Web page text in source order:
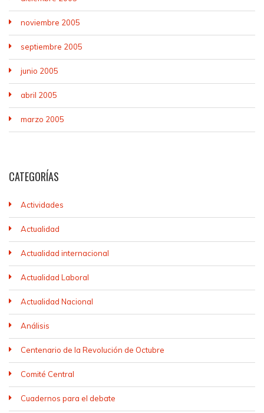
noviembre 2005
septiembre 2005
junio 2005
abril 2005
marzo 2005
CATEGORÍAS
Actividades
Actualidad
Actualidad internacional
Actualidad Laboral
Actualidad Nacional
Análisis
Centenario de la Revolución de Octubre
Comité Central
Cuadernos para el debate